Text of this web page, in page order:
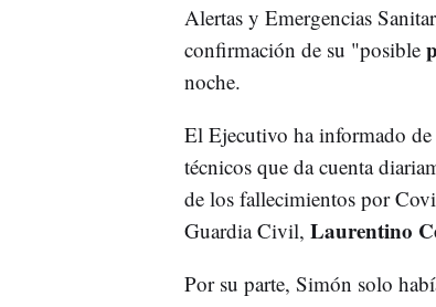
Alertas y Emergencias
confirmación de su "posible
noche.
El Ejecutivo ha informado
técnicos que da cuenta
de los fallecimientos por
Guardia Civil, Laurentino
Por su parte, Simón solo